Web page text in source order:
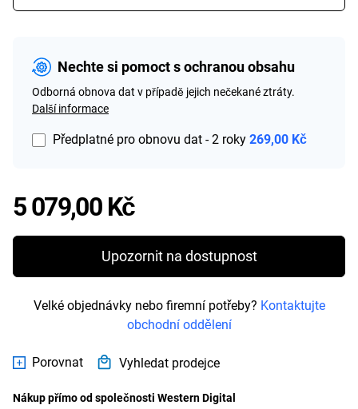
Nechte si pomoct s ochranou obsahu
Odborná obnova dat v případě jejich nečekané ztráty.
Další informace
Předplatné pro obnovu dat - 2 roky 269,00 Kč
5 079,00 KčPrice 5 079,00 Kč
Upozornit na dostupnost
Velké objednávky nebo firemní potřeby? Kontaktujte
obchodní oddělení
Porovnat Vyhledat prodejce
Nákup přímo od společnosti Western Digital